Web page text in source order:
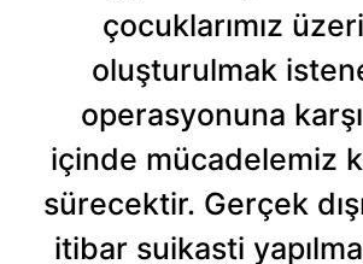
çocuklarımız
oluşturulmak
operasyonuna
içinde mücadelemiz
sürecektir. Gerçek
itibar suikasti